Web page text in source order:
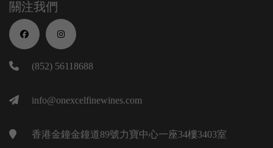
關注我們
(852) 56118688
info@onexcelfinewines.com
香港金鐘金鐘道89號力寶中心一座34樓3403室